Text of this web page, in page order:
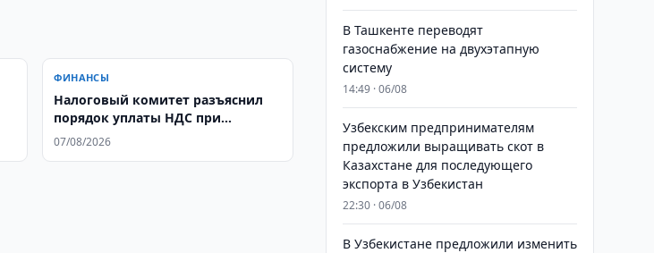
ФИНАНСЫ
Налоговый комитет разъяснил
порядок уплаты НДС при
экспорте
07/08/2026
В Ташкенте переводят
газоснабжение на двухэтапную
систему
14:49 · 06/08
Узбекским предпринимателям
предложили выращивать скот в
Казахстане для последующего
экспорта в Узбекистан
22:30 · 06/08
В Узбекистане предложили изменить